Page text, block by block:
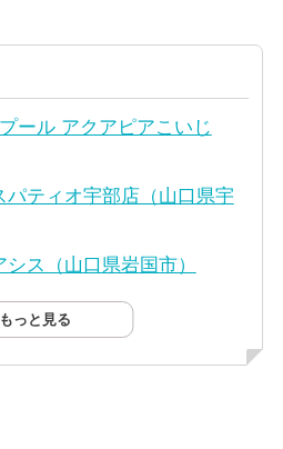
ール アクアピアこいじ
パティオ宇部店（山口県宇
ス（山口県岩国市）
もっと見る